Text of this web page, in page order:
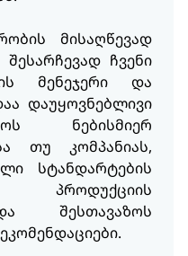
მისაღწევად
ჩვენი
მენეჯერი და
დაუყოვნებლივი
ნებისმიერ
თუ კომპანიას,
სტანდარტების
შესთავაზოს